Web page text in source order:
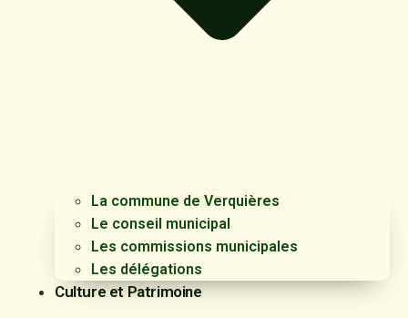
La commune de Verquières
Le conseil municipal
Les commissions municipales
Les délégations
Culture et Patrimoine